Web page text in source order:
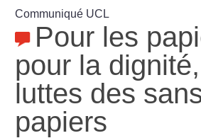
Communiqué UCL
Pour les
pour la
luttes des
papiers